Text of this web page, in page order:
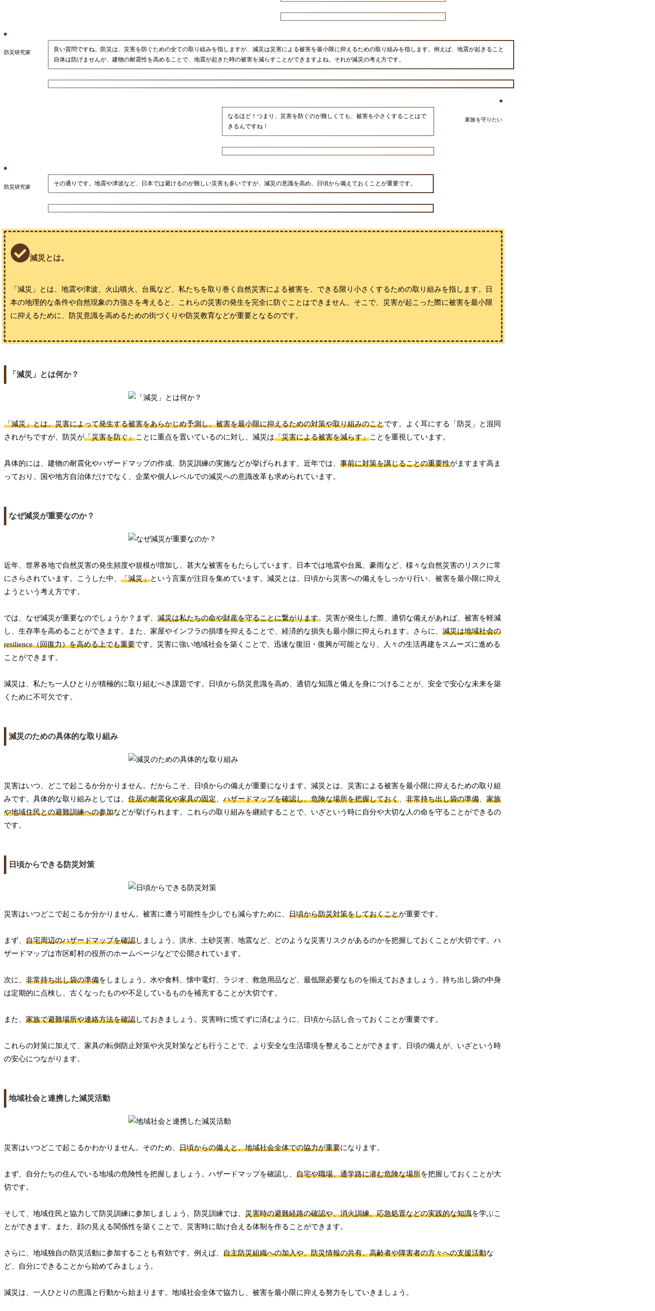
防災研究家
良い質問ですね。防災は、災害を防ぐための全ての取り組みを指しますが、減災は災害による被害を最小限に抑えるための取り組みを指します。例えば、地震が起きること
自体は防げませんが、建物の耐震性を高めることで、地震が起きた時の被害を減らすことができますよね。それが減災の考え方です。
家族を守りたい
なるほど！つまり、災害を防ぐのが難しくても、被害を小さくすることはで
きるんですね！
防災研究家 その通りです。地震や津波など、日本では避けるのが難しい災害も多いですが、減災の意識を高め、日頃から備えておくことが重要です。
減災とは。
「減災」とは、地震や津波、火山噴火、台風など、私たちを取り巻く自然災害による被害を、できる限り小さくするための取り組みを指します。日
本の地理的な条件や自然現象の力強さを考えると、これらの災害の発生を完全に防ぐことはできません。そこで、災害が起こった際に被害を最小限
に抑えるために、防災意識を高めるための街づくりや防災教育などが重要となるのです。
「減災」とは何か？
「減災」とは、災害によって発生する被害をあらかじめ予測し、被害を最小限に抑えるための対策や取り組みのことです。よく耳にする「防災」と混同
されがちですが、防災が「災害を防ぐ」ことに重点を置いているのに対し、減災は「災害による被害を減らす」ことを重視しています。
具体的には、建物の耐震化やハザードマップの作成、防災訓練の実施などが挙げられます。近年では、 事前に対策を講じることの重要性がますます高ま
っており、国や地方自治体だけでなく、企業や個人レベルでの減災への意識改革も求められています。
なぜ減災が重要なのか？
近年、世界各地で自然災害の発生頻度や規模が増加し、甚大な被害をもたらしています。日本では地震や台風、豪雨など、様々な自然災害のリスクに常
にさらされています。こうした中、 「減災」という言葉が注目を集めています。減災とは、日頃から災害への備えをしっかり行い、被害を最小限に抑え
ようという考え方です。
では、なぜ減災が重要なのでしょうか？まず、 減災は私たちの命や財産を守ることに繋がります。災害が発生した際、適切な備えがあれば、被害を軽減
し、生存率を高めることができます。また、家屋やインフラの損壊を抑えることで、経済的な損失も最小限に抑えられます。さらに、 減災は地域社会の
resilience（回復力）を高める上でも重要です。災害に強い地域社会を築くことで、迅速な復旧・復興が可能となり、人々の生活再建をスムーズに進める
ことができます。
減災は、私たち一人ひとりが積極的に取り組むべき課題です。日頃から防災意識を高め、適切な知識と備えを身につけることが、安全で安心な未来を築
くために不可欠です。
減災のための具体的な取り組み
災害はいつ、どこで起こるか分かりません。だからこそ、日頃からの備えが重要になります。減災とは、災害による被害を最小限に抑えるための取り組
みです。具体的な取り組みとしては、 住居の耐震化や家具の固定 ハザードマップを確認し、危険な場所を把握しておく 非常持ち出し袋の準備
家族
や地域住民との避難訓練への参加などが挙げられます。これらの取り組みを継続することで、いざという時に自分や大切な人の命を守ることができるの
です。
日頃からできる防災対策
災害はいつどこで起こるか分かりません。被害に遭う可能性を少しでも減らすために、 日頃から防災対策をしておくことが重要です。
まず、 自宅周辺のハザードマップを確認しましょう。洪水、土砂災害、地震など、どのような災害リスクがあるのかを把握しておくことが大切です。ハ
ザードマップは市区町村の役所のホームページなどで公開されています。
次に、 非常持ち出し袋の準備をしましょう。水や食料、懐中電灯、ラジオ、救急用品など、最低限必要なものを揃えておきましょう。持ち出し袋の中身
は定期的に点検し、古くなったものや不足しているものを補充することが大切です。
また、 家族で避難場所や連絡方法を確認しておきましょう。災害時に慌てずに済むように、日頃から話し合っておくことが重要です。
これらの対策に加えて、家具の転倒防止対策や火災対策なども行うことで、より安全な生活環境を整えることができます。日頃の備えが、いざという時
の安心につながります。
地域社会と連携した減災活動
災害はいつどこで起こるかわかりません。そのため、 日頃からの備えと、地域社会全体での協力が重要になります。
まず、自分たちの住んでいる地域の危険性を把握しましょう。ハザードマップを確認し、 自宅や職場、通学路に潜む危険な場所を把握しておくことが大
切です。
そして、地域住民と協力して防災訓練に参加しましょう。防災訓練では、 災害時の避難経路の確認や、消火訓練、応急処置などの実践的な知識を学ぶこ
とができます。また、顔の見える関係性を築くことで、災害時に助け合える体制を作ることができます。
さらに、地域独自の防災活動に参加することも有効です。例えば、 自主防災組織への加入や、防災情報の共有、高齢者や障害者の方々への支援活動な
ど、自分にできることから始めてみましょう。
減災は、一人ひとりの意識と行動から始まります。地域社会全体で協力し、被害を最小限に抑える努力をしていきましょう。